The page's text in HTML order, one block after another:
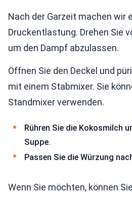
Nach der Garzeit machen wir
Druckentlastung. Drehen Sie
um den Dampf abzulassen.
Öffnen Sie den Deckel und
mit einem Stabmixer. Sie
Standmixer verwenden.
Rühren Sie die Kokosmilch
Suppe.
Passen Sie die Würzung
Wenn Sie möchten, können